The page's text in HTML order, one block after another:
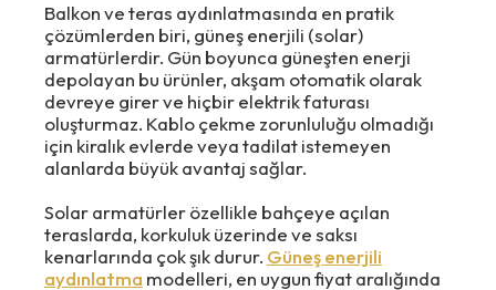
Balkon ve teras aydınlatmasında en pratik
çözümlerden biri, güneş enerjili (solar)
armatürlerdir. Gün boyunca güneşten enerji
depolayan bu ürünler, akşam otomatik olarak
devreye girer ve hiçbir elektrik faturası
oluşturmaz. Kablo çekme zorunluluğu olmadığı
için kiralık evlerde veya tadilat istemeyen
alanlarda büyük avantaj sağlar.
Solar armatürler özellikle bahçeye açılan
teraslarda, korkuluk üzerinde ve saksı
kenarlarında çok şık durur. Güneş enerjili
aydınlatma modelleri, en uygun fiyat aralığında